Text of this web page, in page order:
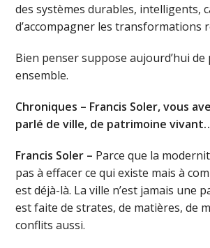
des systèmes durables, intelligents,
d’accompagner les transformations
Bien penser suppose aujourd’hui de
ensemble.
Chroniques – Francis Soler, vous
parlé de ville, de patrimoine
Francis Soler – Parce que la
pas à effacer ce qui existe mais à
est déjà-là. La ville n’est jamais une
est faite de strates, de matières, de
conflits aussi.